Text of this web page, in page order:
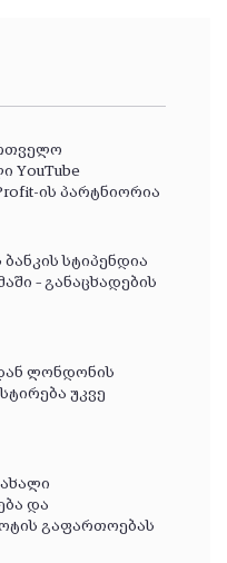
YouTube
ის პარტნიორია
სტიპენდია
– განაცხადების
ლონდონის
უკვე
და
გაფართოებას